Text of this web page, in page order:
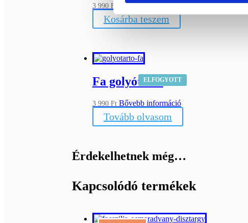
3 990 Ft Bővebb információ
Kosárba teszem
ELFOGYOTT
Fa golyótartó
3 990 Ft Bővebb információ
Tovább olvasom
Érdekelhetnek még…
Kapcsolódó termékek